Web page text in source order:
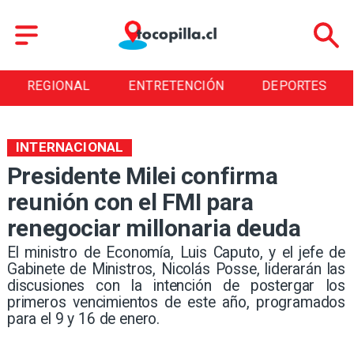
REGIONAL ENTRETENCIÓN DEPORTES
Presidente Milei confirma
reunión con el FMI para
renegociar millonaria deuda
El ministro de Economía, Luis Caputo, y el jefe de
Gabinete de Ministros, Nicolás Posse, liderarán las
discusiones con la intención de postergar los
primeros vencimientos de este año, programados
para el 9 y 16 de enero.
INTERNACIONAL